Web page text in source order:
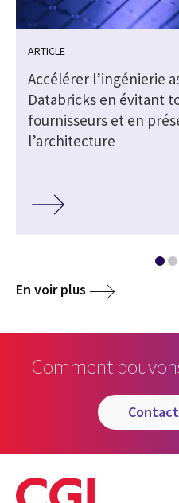
ARTICLE
Accélérer l’ingénierie
Databricks en évitant
fournisseurs et en
l’architecture
En voir plus
Comment